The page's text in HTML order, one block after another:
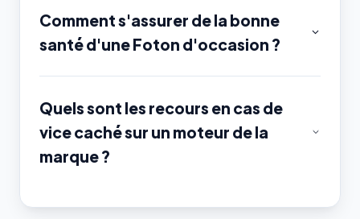
Comment s'assurer de la bonne
santé d'une Foton d'occasion ?
Quels sont les recours en cas de
vice caché sur un moteur de la
marque ?